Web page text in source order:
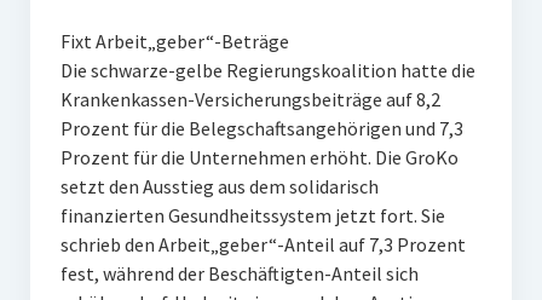
Fixt Arbeit„geber“-Beträge
Die schwarze-gelbe Regierungskoalition hatte die
Krankenkassen-Versicherungsbeiträge auf 8,2
Prozent für die Belegschaftsangehörigen und 7,3
Prozent für die Unternehmen erhöht. Die GroKo
setzt den Ausstieg aus dem solidarisch
finanzierten Gesundheitssystem jetzt fort. Sie
schrieb den Arbeit„geber“-Anteil auf 7,3 Prozent
fest, während der Beschäftigten-Anteil sich